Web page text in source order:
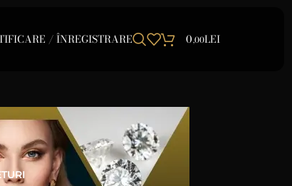
/ ÎNREGISTRARE 0,00LEI